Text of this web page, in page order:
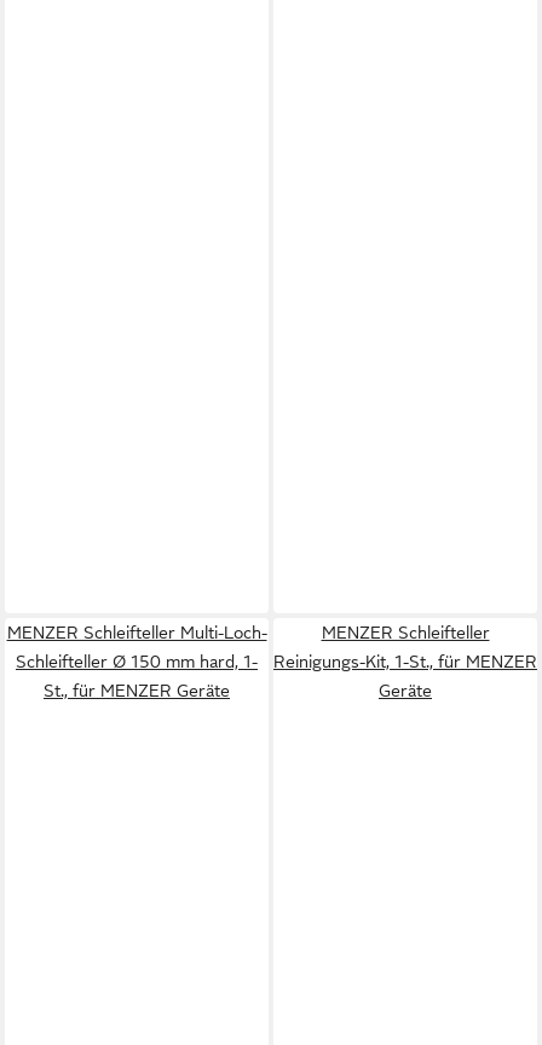
MENZER Schleifteller Multi-Loch-
Schleifteller Ø 150 mm hard, 1-
St., für MENZER Geräte
MENZER Schleifteller
Reinigungs-Kit, 1-St., für MENZER
Geräte